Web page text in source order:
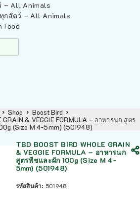
– All Animals
กสัตว์ – All Animals
Food
Shop
Boost Bird
GRAIN & VEGGIE FORMULA – อาหารนก สูตร
(Size M 4-5mm) (501948)
TBD BOOST BIRD WHOLE GRAIN
& VEGGIE FORMULA – อาหารนก
สูตรพืชและผัก 100g (Size M 4-
5mm) (501948)
รหัสสินค้า: 501948